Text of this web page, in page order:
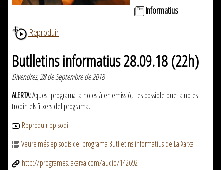
Informatius
Reproduir
Butlletins informatius 28.09.18 (22h)
Divendres, 28 de Septembre de 2018
ALERTA:Aquest programa ja no està en emissió, i es possible que ja no es
trobin els fitxers del programa.
Reproduir episodi
Veure més episodis del programa Butlletins informatius de La Xarxa
http://programes.laxarxa.com/audio/142692